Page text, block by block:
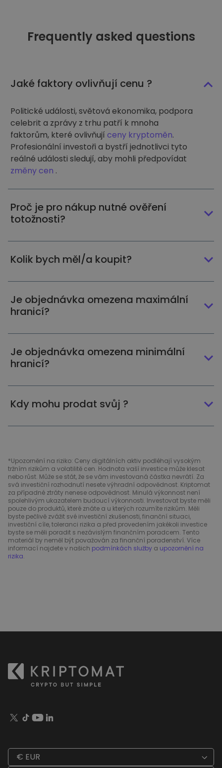
Frequently asked questions
Jaké faktory ovlivňují cenu ?
Politické události, světová ekonomika, podpora
celebrit a zprávy z trhu patří k mnoha
faktorům, které ovlivňují ceny kryptoměn.
Profesionální investoři a bystří jednotlivci tyto
reálné události sledují, aby mohli předpovídat
změny cen .
Proč je pro nákup nutné ověření
totožnosti?
Kolik bych měl/a koupit?
Je objednávka omezena maximální
hranicí?
Je objednávka omezena minimální
hranicí?
Kdy mohu prodat svůj ?
*Upozornění na riziko: Ceny digitálních aktiv podléhají vysokým
tržním rizikům a volatilitě cen. Hodnota vaší investice může klesat
nebo růst. Může se stát, že se vám investovaná částka nevrátí. Za
svá investiční rozhodnutí nesete výhradní odpovědnost. Kriptomat
za případné ztráty nenese odpovědnost. Minulá výkonnost není
spolehlivým ukazatelem budoucí výkonnosti. Investovat byste měli
pouze do produktů, které znáte a u kterých rozumíte rizikům. Měli
byste pečlivě zvážit své investiční zkušenosti, finanční situaci,
investiční cíle, toleranci rizika a před provedením jakékoli investice
byste se měli poradit s nezávislým finančním poradcem. Tento
materiál by neměl být považován za finanční poradenství. Více
informací najdete v našich podmínkách služby a upozornění na
rizika.
€ EUR